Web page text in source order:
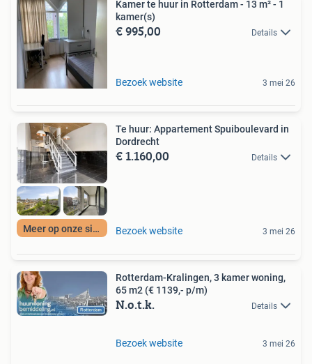
Kamer te huur in Rotterdam - 13 m² - 1
kamer(s)
€ 995,00 Details
Bezoek website 3 mei 26
Meer op onze site
Te huur: Appartement Spuiboulevard in
Dordrecht
€ 1.160,00 Details
Bezoek website 3 mei 26
Rotterdam-Kralingen, 3 kamer woning,
65 m2 (€ 1139,- p/m)
N.o.t.k. Details
Bezoek website 3 mei 26